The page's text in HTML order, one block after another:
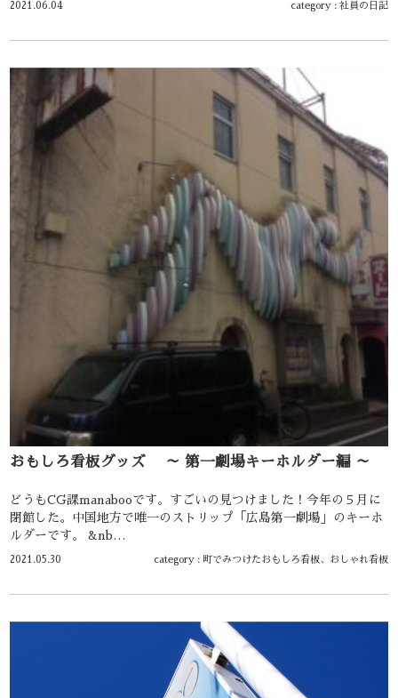
2021.06.04 category : 社員の日記
おもしろ看板グッズ ～ 第一劇場キーホルダー編 ～
どうもCG課manabooです。すごいの見つけました！今年の５月に
閉館した。中国地方で唯一のストリップ「広島第一劇場」のキーホ
ルダーです。 &nb…
2021.05.30 category : 町でみつけたおもしろ看板、おしゃれ看板